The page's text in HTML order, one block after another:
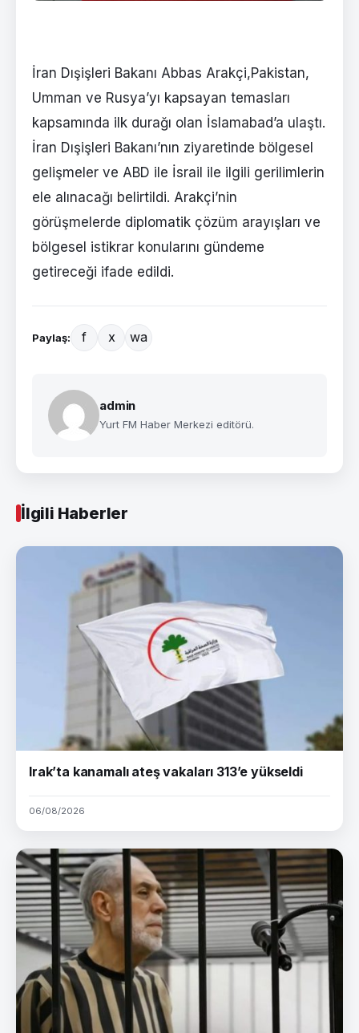
İran Dışişleri Bakanı Abbas Arakçi,Pakistan,
Umman ve Rusya’yı kapsayan temasları
kapsamında ilk durağı olan İslamabad’a ulaştı.
İran Dışişleri Bakanı’nın ziyaretinde bölgesel
gelişmeler ve ABD ile İsrail ile ilgili gerilimlerin
ele alınacağı belirtildi. Arakçi’nin
görüşmelerde diplomatik çözüm arayışları ve
bölgesel istikrar konularını gündeme
getireceği ifade edildi.
Paylaş: f x wa
admin
Yurt FM Haber Merkezi editörü.
İlgili Haberler
Irak’ta kanamalı ateş vakaları 313’e yükseldi
06/08/2026